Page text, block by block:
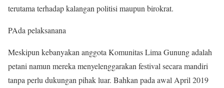
terutama terhadap kalangan politisi maupun birokrat.
PAda pelaksanana
Meskipun kebanyakan anggota Komunitas Lima Gunung adalah
petani namun mereka menyelenggarakan festival secara mandiri
tanpa perlu dukungan pihak luar. Bahkan pada awal April 2019